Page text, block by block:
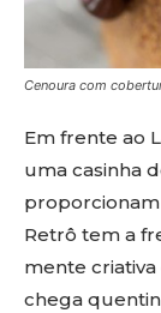
Cenoura com
Em frente ao
uma casinha
Retrô tem a
mente
chega